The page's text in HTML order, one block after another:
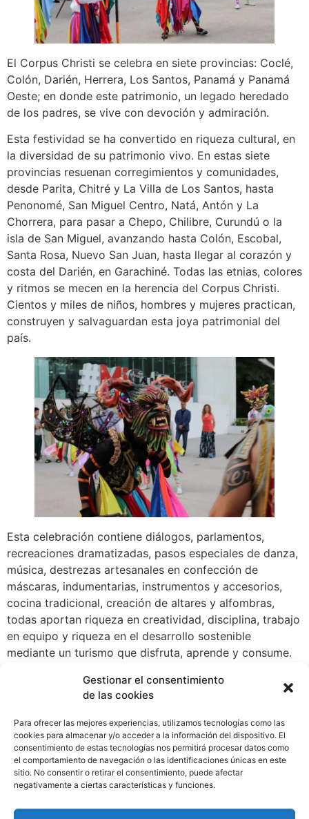
Gestionar el consentimiento
de las cookies
Para ofrecer las mejores experiencias, utilizamos tecnologías como las
cookies para almacenar y/o acceder a la información del dispositivo. El
consentimiento de estas tecnologías nos permitirá procesar datos como
el comportamiento de navegación o las identificaciones únicas en este
sitio. No consentir o retirar el consentimiento, puede afectar
negativamente a ciertas características y funciones.
El Corpus Christi se celebra en siete provincias: Coclé,
Colón, Darién, Herrera, Los Santos, Panamá y Panamá
Oeste; en donde este patrimonio, un legado heredado
de los padres, se vive con devoción y admiración.
Esta festividad se ha convertido en riqueza cultural, en
la diversidad de su patrimonio vivo. En estas siete
provincias resuenan corregimientos y comunidades,
desde Parita, Chitré y La Villa de Los Santos, hasta
Penonomé, San Miguel Centro, Natá, Antón y La
Chorrera, para pasar a Chepo, Chilibre, Curundú o la
isla de San Miguel, avanzando hasta Colón, Escobal,
Santa Rosa, Nuevo San Juan, hasta llegar al corazón y
costa del Darién, en Garachiné. Todas las etnias, colores
y ritmos se mecen en la herencia del Corpus Christi.
Cientos y miles de niños, hombres y mujeres practican,
construyen y salvaguardan esta joya patrimonial del
país.
Esta celebración contiene diálogos, parlamentos,
recreaciones dramatizadas, pasos especiales de danza,
música, destrezas artesanales en confección de
máscaras, indumentarias, instrumentos y accesorios,
cocina tradicional, creación de altares y alfombras,
todas aportan riqueza en creatividad, disciplina, trabajo
en equipo y riqueza en el desarrollo sostenible
mediante un turismo que disfruta, aprende y consume.
Acompañaron a la ministra de Cultura, María Eugenia
Herrera; Emma Gómez, Jeja de Patrimonio Cultural
Sector Cultural de la Oficina Regional de la UNESCO
para América Central, México y Colombia y Aristides
Burgos, presidente del Patronato de Danzas Miguel
Leguizamo de La Villa.
WhatsApp
Compartir